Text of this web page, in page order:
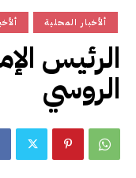
ألأخبار المحلية
الرئيس
الروسي